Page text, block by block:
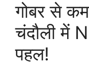
गोबर से
चंदौली में
पहल!